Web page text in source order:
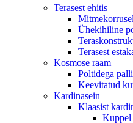
Terasest ehitis
Ühekihiline
Terasest
Kosmose raam
Poltidega
Keevitatud
Kardinasein
Klaasist
Kuppel